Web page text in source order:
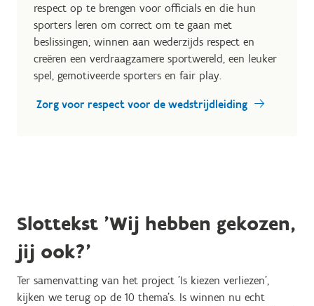
respect op te brengen voor officials en die hun
sporters leren om correct om te gaan met
beslissingen, winnen aan wederzijds respect en
creëren een verdraagzamere sportwereld, een leuker
spel, gemotiveerde sporters en fair play.
Zorg voor respect voor de wedstrijdleiding
Slottekst 'Wij hebben gekozen,
jij ook?'
Ter samenvatting van het project 'Is kiezen verliezen',
kijken we terug op de 10 thema's. Is winnen nu echt